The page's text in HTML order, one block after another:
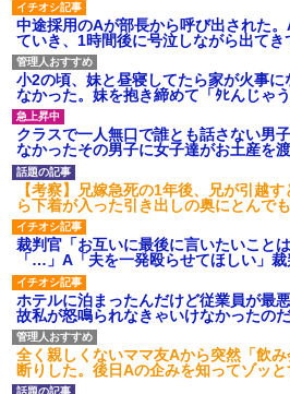
の？ｗｗ」「逆に超安い」
私「ちょっと、人の家の金庫
触らないでよ！」キチママ『そ
こに金庫があったから、開けて
みようとしただけ☆』義兄「泥
は出てけ！二度と来るな！」結
果・・・
私「初めて飲む味だけどなん
のお茶？」彼「ちっ！」私「」
【GIF】JSのカンチョーワロ
後続車にクラクションを鳴ら
され彼氏が逆切れ。「何クラク
ション鳴らしてんだ！降りてこ
いよ！」と怒鳴りだし...
【衝撃】報酬100万円超の治験
募集がこちらｗｗｗｗｗ(※画像
あり)
【ネット騒然】惨殺されたタ
ワマン頂き女子のこの動画、す
げえええええｗｗｗｗｗｗｗｗ
ｗｗｗ
中途採用のAが部長から呼び出された
ていき、1時間後に号泣しながら出て
小2の頃、妹と昼寝してたら家が火事
なかった。妹を抱き締めて「ﾀﾋんじゃ
クラスで一人無口で誰とも話さない男
なかったその男子に女子達がお土産を
【考察】兄嫁急死の1年後、兄が引越
ら下着が入った引き出しの奥にとんで
裁判官「お互いに最後に言いたいこと
「…」A「夫を一発殴らせてほしい」裁
ホテルに泊まったんだけど従業員が最
故私が怒鳴られなきゃいけなかったの
全く親しくないママ友Aから突然「飲
断りした。後日Aの企みを知ってゾッと